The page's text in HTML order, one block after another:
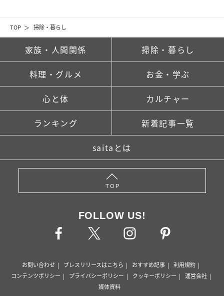
TOP 掃除・暮らし
家族・人間関係 掃除・暮らし
料理・グルメ お金・学ぶ
心と体 カルチャー
ランキング 新着記事一覧
saitaとは
TOP
FOLLOW US!
お問い合わせ プレスリリースはこちら おすすめ記事
利用規約
コンテンツポリシー
プライバシーポリシー クッキーポリシー
運営会社
媒体資料